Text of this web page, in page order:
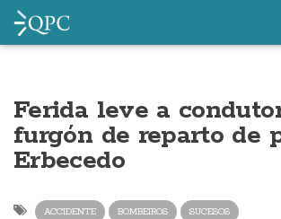
Ferida leve a
furgón de reparto de
Erbecedo
ACCIDENTE BOMBEIROS SUCESOS